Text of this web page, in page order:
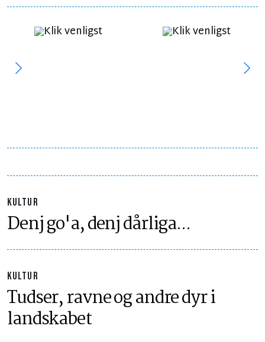
KULTUR
Denj go'a, denj dårliga...
KULTUR
Tudser, ravne og andre dyr i
landskabet